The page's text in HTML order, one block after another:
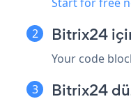
Bitrix24
Your code
Bitrix24